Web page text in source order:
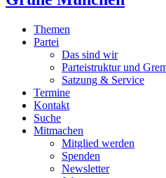
Themen
Partei
Das sind wir
Parteistruktur und
Satzung & Service
Termine
Kontakt
Suche
Mitmachen
Mitglied werden
Spenden
Newsletter